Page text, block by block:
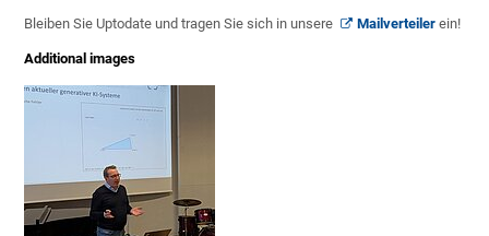
Bleiben Sie Uptodate und tragen Sie sich in unsere Mailverteiler ein!
Additional images